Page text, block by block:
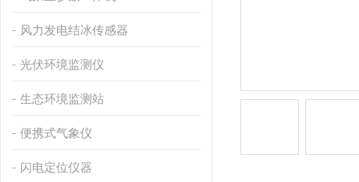
风力发电结冰传感器
光伏环境监测仪
生态环境监测站
便携式气象仪
闪电定位仪器